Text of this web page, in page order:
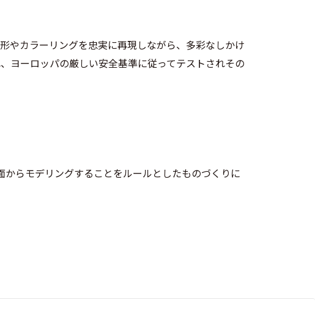
やカラーリングを忠実に再現しながら、多彩なしかけ
ヨーロッパの厳しい安全基準に従ってテストされその
らモデリングすることをルールとしたものづくりに